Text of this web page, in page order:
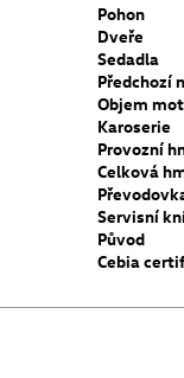
Pohon
Dveře
Sedadla
Předchozí
Objem
Karoserie
Provozní
Celková
Servisní
Původ
Cebia